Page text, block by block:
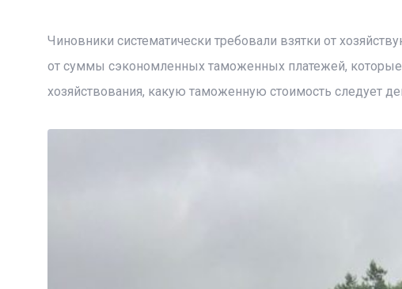
Чиновники систематически требовали взятки от
от суммы сэкономленных таможенных платежей,
хозяйствования, какую таможенную стоимость следует